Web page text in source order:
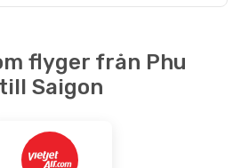
flyger från Phu
Saigon